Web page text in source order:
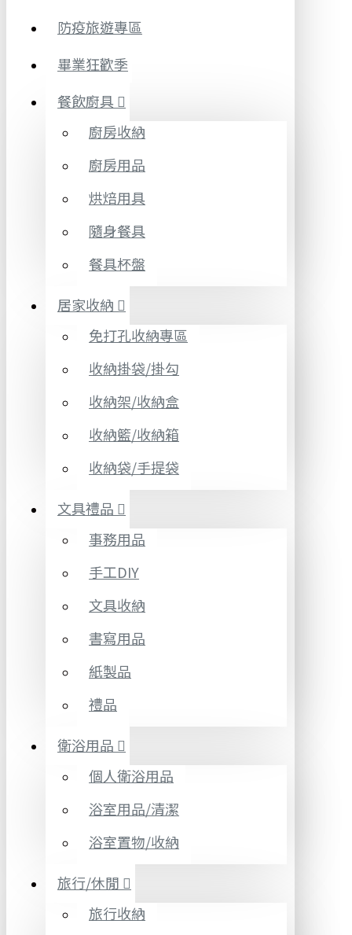
防疫旅遊專區
畢業狂歡季
餐飲廚具
廚房收納
廚房用品
烘焙用具
隨身餐具
餐具杯盤
居家收納
免打孔收納專區
收納掛袋/掛勾
收納架/收納盒
收納籃/收納箱
收納袋/手提袋
文具禮品
事務用品
手工DIY
文具收納
書寫用品
紙製品
禮品
衛浴用品
個人衛浴用品
浴室用品/清潔
浴室置物/收納
旅行/休閒
旅行收納